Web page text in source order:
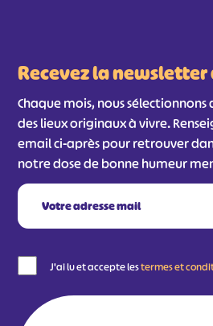
Recevez la newsletter
Chaque mois, nous
des lieux originaux à vivre.
email ci-après pour retrouver
notre dose de bonne humeur
J'ai lu et accepte lestermes et